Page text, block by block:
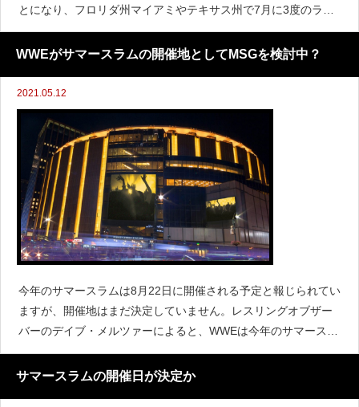
とになり、フロリダ州マイアミやテキサス州で7月に3度のライ
ブイベントを有観客で開催する予定です。以前WWEはAEWより
も先にツアーを再開しようと検討していることが報じられて
WWEがサマースラムの開催地としてMSGを検討中？
2021.05.12
今年のサマースラムは8月22日に開催される予定と報じられてい
ますが、開催地はまだ決定していません。レスリングオブザー
バーのデイブ・メルツァーによると、WWEは今年のサマースラ
ムの開催地としてニューヨークのマディソン・スクエア・ガー
デンを検討していると伝えています。これまではテキサス州
サマースラムの開催日が決定か